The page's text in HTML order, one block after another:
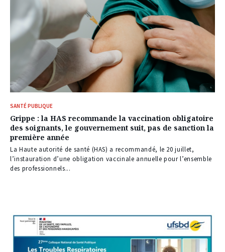
SANTÉ PUBLIQUE
Grippe : la HAS recommande la vaccination obligatoire
des soignants, le gouvernement suit, pas de sanction la
première année
La Haute autorité de santé (HAS) a recommandé, le 20 juillet,
l’instauration d’une obligation vaccinale annuelle pour l’ensemble
des professionnels...